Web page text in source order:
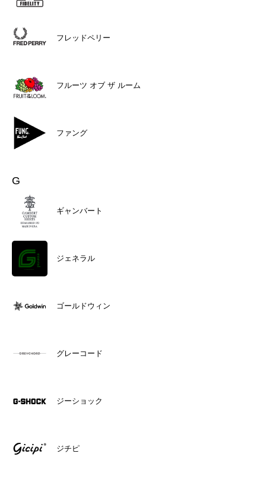
フレッドペリー
フルーツ オブ ザ ルーム
ファング
G
ギャンバート
ジェネラル
ゴールドウィン
グレーコード
ジーショック
ジチピ